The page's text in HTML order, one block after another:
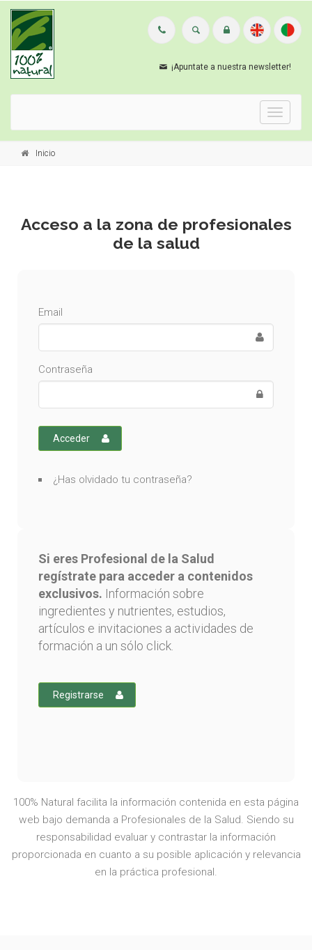
¡Apuntate a nuestra newsletter!
Menu
Inicio
Acceso a la zona de profesionales
de la salud
Email
Contraseña
Acceder
¿Has olvidado tu contraseña?
Si eres Profesional de la Salud
regístrate para acceder a contenidos
exclusivos. Información sobre
ingredientes y nutrientes, estudios,
artículos e invitaciones a actividades de
formación a un sólo click.
Registrarse
100% Natural facilita la información contenida en esta página
web bajo demanda a Profesionales de la Salud. Siendo su
responsabilidad evaluar y contrastar la información
proporcionada en cuanto a su posible aplicación y relevancia
en la práctica profesional.